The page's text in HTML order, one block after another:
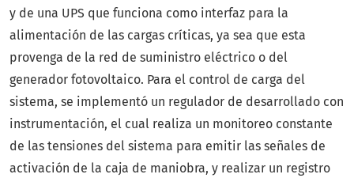
y de una UPS que funciona como interfaz para la
alimentación de las cargas críticas, ya sea que esta
provenga de la red de suministro eléctrico o del
generador fotovoltaico. Para el control de carga del
sistema, se implementó un regulador de desarrollado con
instrumentación, el cual realiza un monitoreo constante
de las tensiones del sistema para emitir las señales de
activación de la caja de maniobra, y realizar un registro